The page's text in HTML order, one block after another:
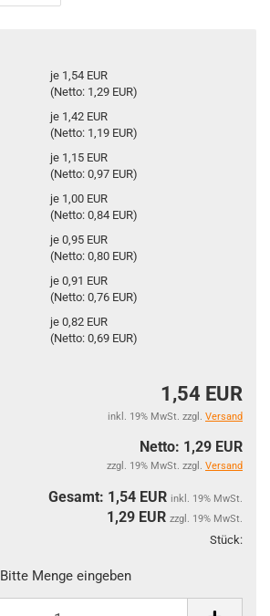
je 1,54 EUR
(Netto: 1,29 EUR)
je 1,42 EUR
(Netto: 1,19 EUR)
je 1,15 EUR
(Netto: 0,97 EUR)
je 1,00 EUR
(Netto: 0,84 EUR)
je 0,95 EUR
(Netto: 0,80 EUR)
je 0,91 EUR
(Netto: 0,76 EUR)
je 0,82 EUR
(Netto: 0,69 EUR)
1,54 EUR
inkl. 19% MwSt. zzgl. Versand
Netto: 1,29 EUR
zzgl. 19% MwSt. zzgl. Versand
Gesamt: 1,54 EUR inkl. 19% MwSt.
1,29 EUR zzgl. 19% MwSt.
Stück:
Bitte Menge eingeben